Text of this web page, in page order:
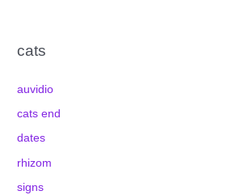
cats
auvidio
cats end
dates
rhizom
signs